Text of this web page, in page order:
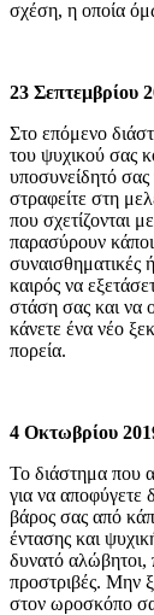
σχέση, η οποία
23 Σεπτεμβρίου
Στο επόμενο
του ψυχικού σας
υποσυνείδητό σας
στραφείτε στη
που σχετίζονται
παρασύρουν
συναισθηματικές
καιρός να
στάση σας και να
κάνετε ένα νέο
πορεία.
4 Οκτωβρίου
Το διάστημα που
για να αποφύγετε
βάρος σας από
έντασης και
δυνατό αλώβητοι,
προστριβές. Μην
στον ωροσκόπο